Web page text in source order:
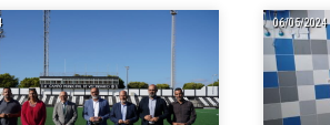
06/05/2024